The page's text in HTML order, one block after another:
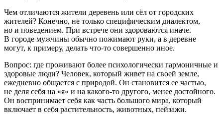
Чем отличаются жители деревень или сёл от городских
жителей? Конечно, не только специфическим диалектом,
но и поведением. При встрече они здороваются иначе.
В городе мужчины обычно пожимают руки, а в деревне
могут, к примеру, делать что-то совершенно иное.
Вопрос: где проживают более психологически гармоничные и
здоровые люди? Человек, который живет на своей земле,
ежедневно общается с природой. Он становится ее частью,
не деля себя на «я» и на какого-то другого, менее достойного.
Он воспринимает себя как часть большого мира, который
включает в себя растительность, животных, пейзажи.